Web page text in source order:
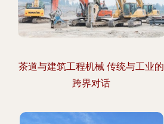
茶道与建筑工程机械 传统与工业的
跨界对话